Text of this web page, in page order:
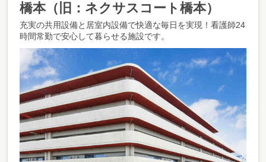
橋本（旧：ネクサスコート橋本）
充実の共用設備と居室内設備で快適な毎日を実現！看護師24
時間常勤で安心して暮らせる施設です。